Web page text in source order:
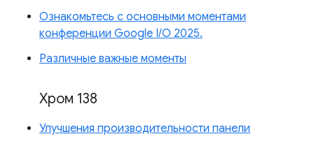
Ознакомьтесь с основными моментами
конференции Google I/O 2025.
Различные важные моменты
Хром 138
Улучшения производительности панели